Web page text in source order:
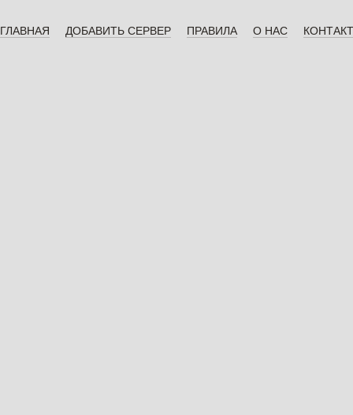
ГЛАВНАЯ ДОБАВИТЬ СЕРВЕР ПРАВИЛА О НАС